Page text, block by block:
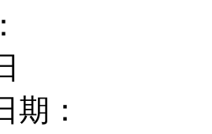
18
期：